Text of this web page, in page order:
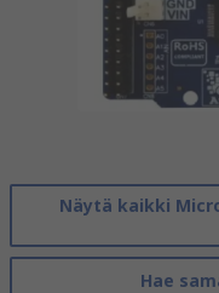
Näytä kaikki
Hae